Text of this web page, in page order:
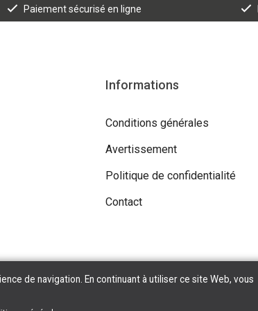
Paiement sécurisé en ligne
Informations
Conditions générales
Avertissement
Politique de confidentialité
Contact
© 2026 Tilroy. All Rights Reserved | Powered By
de navigation. En continuant à utiliser ce site Web, vous